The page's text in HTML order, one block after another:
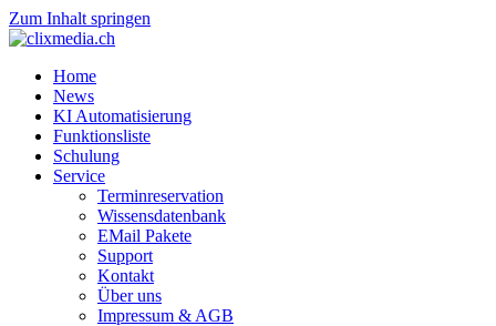
Zum Inhalt springen
Home
News
KI Automatisierung
Funktionsliste
Schulung
Service
Terminreservation
Wissensdatenbank
EMail Pakete
Support
Kontakt
Über uns
Impressum & AGB